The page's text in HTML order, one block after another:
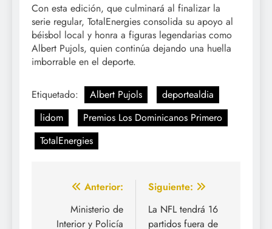
Con esta edición, que culminará al finalizar la
serie regular, TotalEnergies consolida su apoyo al
béisbol local y honra a figuras legendarias como
Albert Pujols, quien continúa dejando una huella
imborrable en el deporte.
Etiquetado: Albert Pujols
deportealdia
lidom
Premios Los Dominicanos Primero
TotalEnergies
Navegación
Anterior:
Ministerio de
Interior y Policía
Siguiente:
La NFL tendrá 16
partidos fuera de